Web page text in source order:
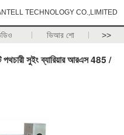
TECHNOLOGY CO.,LIMITED
ভিআর শো >>
পথচারী সুইং ব্যারিয়ার আরএস 485 /